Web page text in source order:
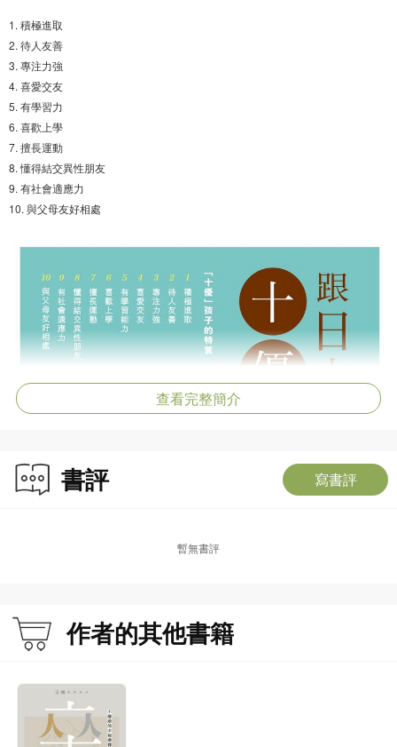
1. 積極進取
2. 待人友善
3. 專注力強
4. 喜愛交友
5. 有學習力
6. 喜歡上學
7. 擅長運動
8. 懂得結交異性朋友
9. 有社會適應力
10. 與父母友好相處
查看完整簡介
書評 寫書評
暫無書評
作者的其他書籍